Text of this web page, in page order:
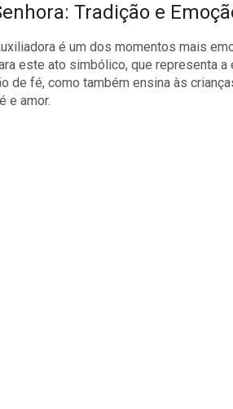
Tradição e
é um dos momentos mais
este ato simbólico, que representa
de fé, como também ensina às
e amor.